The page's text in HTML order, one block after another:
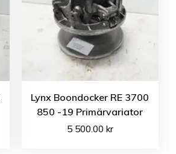
Lynx Boondocker RE 3700
850 -19 Primärvariator
5 500.00 kr